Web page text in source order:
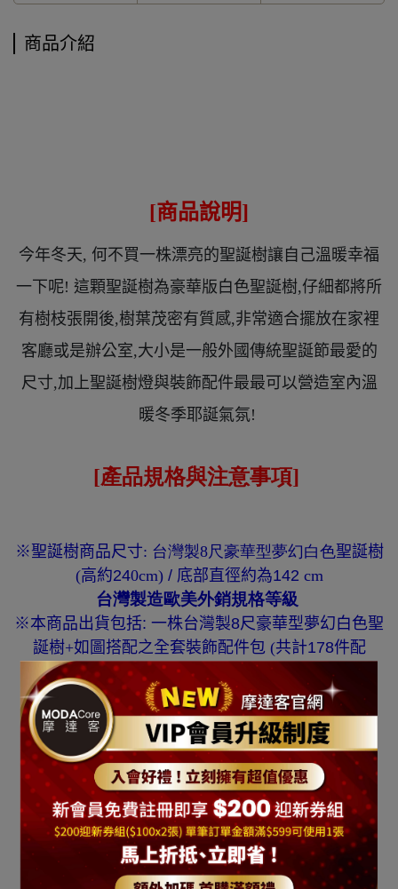
商品介紹
[商品說明]
今年冬天, 何不買一株漂亮的聖誕樹讓自己溫暖幸福
一下呢! 這顆聖誕樹為豪華版白色聖誕樹,仔細都將所
有樹枝張開後,樹葉茂密有質感,非常適合擺放在家裡
客廳或是辦公室,大小是一般外國傳統聖誕節最愛的
尺寸,加上聖誕樹燈與裝飾配件最最可以營造室內溫
暖冬季耶誕氣氛!
[產品規格與注意事項]
※聖誕樹商品尺寸: 台灣製8尺豪華型夢幻白色聖誕樹
(高約240cm) / 底部直徑約為142 cm
台灣製造歐美外銷規格等級
※本商品出貨包括: 一株台灣製8尺豪華型夢幻白色聖
誕樹+如圖搭配之全套裝飾配件包(共計178件配
件) (共有四組色系可供選擇)
[100燈LED燈串]
電壓：
110V 60Hz /燈串長度：10公尺 / 光源型式:
燈數：100燈
LED燈色共有4種可選擇:
彩色光/藍白光/暖白光/粉紅白光
裝飾配件組合: